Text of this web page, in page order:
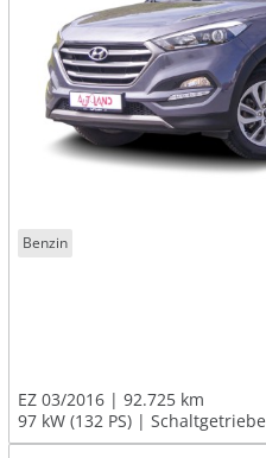
Benzin
EZ 03/2016
92.725 km
97 kW (132 PS)
Schaltgetriebe